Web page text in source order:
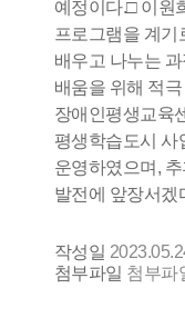
예정이다.□ 이원
프로그램을 계기
배우고 나누는
배움을 위해 적
장애인평생교육
평생학습도시 사
운영하였으며,
발전에 앞장서겠
작성일
첨부파일 첨부파